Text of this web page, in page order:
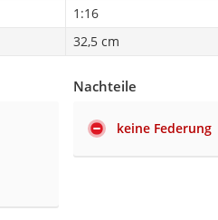
1:16
32,5 cm
Nachteile
keine Federung